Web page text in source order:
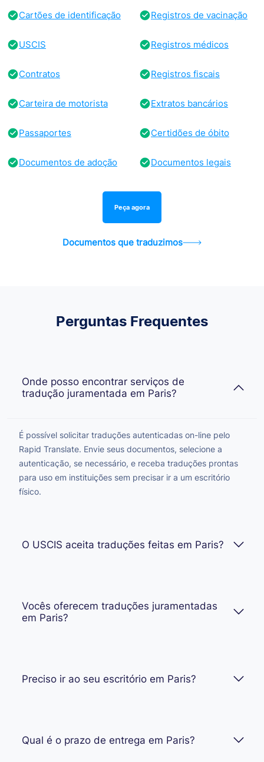
Cartões de identificação Registros de vacinação
USCIS Registros médicos
Contratos Registros fiscais
Carteira de motorista Extratos bancários
Passaportes Certidões de óbito
Documentos de adoção Documentos legais
Peça agora
Documentos que traduzimos
Perguntas Frequentes
Onde posso encontrar serviços de
tradução juramentada em Paris?
É possível solicitar traduções autenticadas on-line pelo
Rapid Translate. Envie seus documentos, selecione a
autenticação, se necessário, e receba traduções prontas
para uso em instituições sem precisar ir a um escritório
físico.
O USCIS aceita traduções feitas em Paris?
Vocês oferecem traduções juramentadas
em Paris?
Preciso ir ao seu escritório em Paris?
Qual é o prazo de entrega em Paris?